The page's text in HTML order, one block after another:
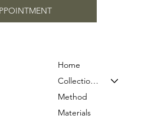
Home
Collection & Prices
Method
Materials